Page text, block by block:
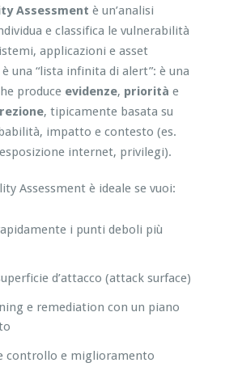
Assessment è un’analisi
e classifica le vulnerabilità
applicazioni e asset
una “lista infinita di alert”: è una
produce evidenze, priorità e
, tipicamente basata su
impatto e contesto (es.
internet, privilegi).
Assessment è ideale se vuoi:
i punti deboli più
d’attacco (attack surface)
e remediation con un piano
controllo e miglioramento